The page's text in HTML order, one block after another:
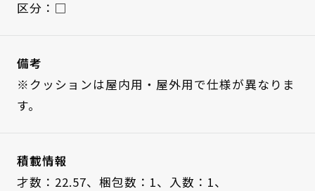
区分：□
備考
※クッションは屋内用・屋外用で仕様が異なりま
す。
積載情報
才数：22.57、 梱包数：1、
入数：1、